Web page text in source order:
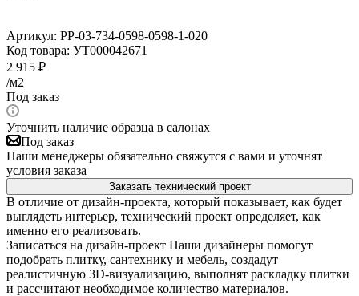
Артикул: PP-03-734-0598-0598-1-020
Код товара: УТ000042671
2 915 ₽
/м2
Под заказ
Уточнить наличие образца в салонах
Под заказ
Наши менеджеры обязательно свяжутся с вами и уточнят
условия заказа
Заказать технический проект
В отличие от дизайн-проекта, который показывает, как будет
выглядеть интерьер, технический проект определяет, как
именно его реализовать.
Записаться на дизайн-проект Наши дизайнеры помогут
подобрать плитку, сантехнику и мебель, создадут
реалистичную 3D-визуализацию, выполнят раскладку плитки
и рассчитают необходимое количество материалов.